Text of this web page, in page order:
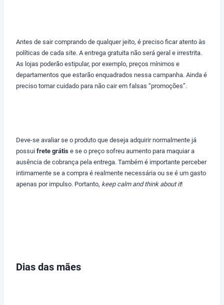
Antes de sair comprando de qualquer jeito, é preciso ficar atento às
políticas de cada site. A entrega gratuita não será geral e irrestrita.
As lojas poderão estipular, por exemplo, preços mínimos e
departamentos que estarão enquadrados nessa campanha. Ainda é
preciso tomar cuidado para não cair em falsas “promoções”.
Deve-se avaliar se o produto que deseja adquirir normalmente já
possui frete grátis e se o preço sofreu aumento para maquiar a
ausência de cobrança pela entrega. Também é importante perceber
intimamente se a compra é realmente necessária ou se é um gasto
apenas por impulso. Portanto, keep calm and think about it!
Dias das mães